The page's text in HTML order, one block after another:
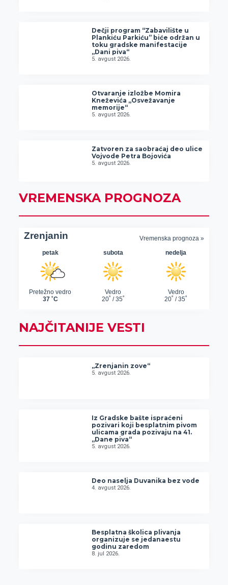
Dečji program “Zabavilište u
Plankiću Parkiću” biće održan u
toku gradske manifestacije
„Dani piva“
5. avgust 2026.
Otvaranje izložbe Momira
Kneževića „Osvežavanje
memorije“
5. avgust 2026.
Zatvoren za saobraćaj deo ulice
Vojvode Petra Bojovića
5. avgust 2026.
VREMENSKA PROGNOZA
NAJČITANIJE VESTI
„Zrenjanin zove“
5. avgust 2026.
Iz Gradske bašte ispraćeni
pozivari koji besplatnim pivom
ulicama grada pozivaju na 41.
„Dane piva“
5. avgust 2026.
Deo naselja Duvanika bez vode
4. avgust 2026.
Besplatna školica plivanja
organizuje se jedanaestu
godinu zaredom
8. jul 2026.